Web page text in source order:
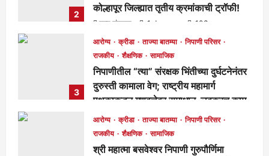
2
कोल्हापूर जिल्ह्यात तृतीय क्रमांकाची ट्रॉफी!
मुख्य संपादक 1 day ago 103
3
आरोग्य क्रीडा ताज्या बातम्या
निपाणी परिसर
राजकीय
शैक्षणिक सामाजिक
निपाणीतील “त्या” संरक्षक भिंतीच्या दुर्घटनेनंतर
दुरुस्ती कामाला वेग; राष्ट्रीय महामार्ग
पथकाकडून गुणवत्तेवर समाधान, लवकरच काम
पूर्ण होणार!
मुख्य संपादक 2 days ago
आरोग्य क्रीडा ताज्या बातम्या
निपाणी परिसर
राजकीय
शैक्षणिक सामाजिक
श्री महात्मा बसवेश्वर निपाणी गुरुपौर्णिमा